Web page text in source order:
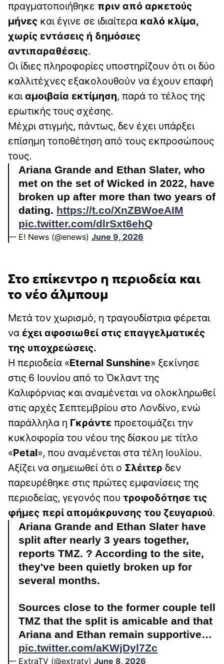
πραγματοποιήθηκε πριν από αρκετούς
μήνες και έγινε σε ιδιαίτερα καλό κλίμα,
χωρίς εντάσεις ή δημόσιες
αντιπαραθέσεις.
Οι ίδιες πληροφορίες υποστηρίζουν ότι οι δύο
καλλιτέχνες εξακολουθούν να έχουν επαφή
και αμοιβαία εκτίμηση, παρά το τέλος της
ερωτικής τους σχέσης.
Μέχρι στιγμής, πάντως, δεν έχει υπάρξει
επίσημη τοποθέτηση από τους εκπροσώπους
τους.
Ariana Grande and Ethan Slater, who
met on the set of Wicked in 2022, have
broken up after more than two years of
dating. https://t.co/XnZBWoeAIM
pic.twitter.com/dlrSxt6ehQ
— E! News (@enews) June 9, 2026
Στο επίκεντρο η περιοδεία και
το νέο άλμπουμ
Μετά τον χωρισμό, η τραγουδίστρια φέρεται
να έχει αφοσιωθεί στις επαγγελματικές
της υποχρεώσεις.
Η περιοδεία «Eternal Sunshine» ξεκίνησε
στις 6 Ιουνίου από το Όκλαντ της
Καλιφόρνιας και αναμένεται να ολοκληρωθεί
στις αρχές Σεπτεμβρίου στο Λονδίνο, ενώ
παράλληλα η Γκράντε προετοιμάζει την
κυκλοφορία του νέου της δίσκου με τίτλο
«Petal», που αναμένεται στα τέλη Ιουλίου.
Αξίζει να σημειωθεί ότι ο Σλέιτερ δεν
παρευρέθηκε στις πρώτες εμφανίσεις της
περιοδείας, γεγονός που τροφοδότησε τις
φήμες περί απομάκρυνσης του ζευγαριού.
Ariana Grande and Ethan Slater have
split after nearly 3 years together,
reports TMZ. ? According to the site,
they've been quietly broken up for
several months.
Sources close to the former couple tell
TMZ that the split is amicable and that
Ariana and Ethan remain supportive…
pic.twitter.com/aKWjDyl7Zc
— ExtraTV (@extratv) June 8, 2026